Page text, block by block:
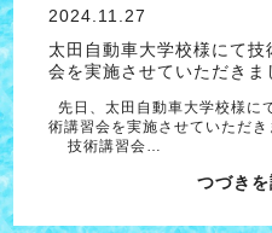
2024.11.27
太田自動車大学校様にて技
会を実施させていただきま
先日、太田自動車大学校様に
術講習会を実施させていただき
技術講習会…
つづき